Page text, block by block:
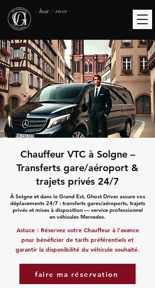
Ghost Driver
Chauffeur VTC à Solgne –
Transferts gare/aéroport &
trajets privés 24/7
À Solgne et dans le Grand Est, Ghost Driver assure vos
déplacements 24/7 : transferts gares/aéroports, trajets
privés et mises à disposition — service professionnel
en véhicules Mercedes.
Astuce : Réservez votre Chauffeur à l'avance
pour bénéficier de tarifs préférentiels et
garantir la disponibilité du véhicule souhaité.
faire ma réservation